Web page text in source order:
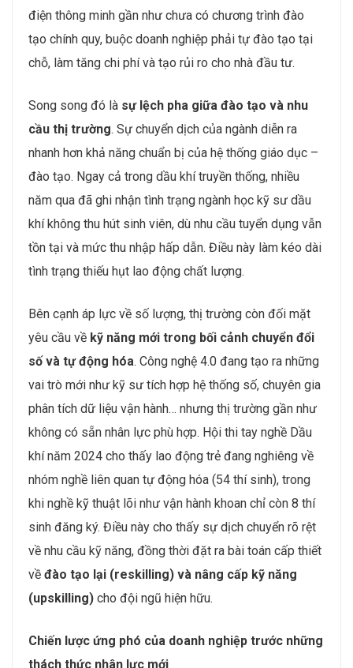
điện thông minh gần như chưa có chương trình đào
tạo chính quy, buộc doanh nghiệp phải tự đào tạo tại
chỗ, làm tăng chi phí và tạo rủi ro cho nhà đầu tư.
Song song đó là sự lệch pha giữa đào tạo và nhu
cầu thị trường. Sự chuyển dịch của ngành diễn ra
nhanh hơn khả năng chuẩn bị của hệ thống giáo dục –
đào tạo. Ngay cả trong dầu khí truyền thống, nhiều
năm qua đã ghi nhận tình trạng ngành học kỹ sư dầu
khí không thu hút sinh viên, dù nhu cầu tuyển dụng vẫn
tồn tại và mức thu nhập hấp dẫn. Điều này làm kéo dài
tình trạng thiếu hụt lao động chất lượng.
Bên cạnh áp lực về số lượng, thị trường còn đối mặt
yêu cầu về kỹ năng mới trong bối cảnh chuyển đổi
số và tự động hóa. Công nghệ 4.0 đang tạo ra những
vai trò mới như kỹ sư tích hợp hệ thống số, chuyên gia
phân tích dữ liệu vận hành… nhưng thị trường gần như
không có sẵn nhân lực phù hợp. Hội thi tay nghề Dầu
khí năm 2024 cho thấy lao động trẻ đang nghiêng về
nhóm nghề liên quan tự động hóa (54 thí sinh), trong
khi nghề kỹ thuật lõi như vận hành khoan chỉ còn 8 thí
sinh đăng ký. Điều này cho thấy sự dịch chuyển rõ rệt
về nhu cầu kỹ năng, đồng thời đặt ra bài toán cấp thiết
về đào tạo lại (reskilling) và nâng cấp kỹ năng
(upskilling) cho đội ngũ hiện hữu.
Chiến lược ứng phó của doanh nghiệp trước những
thách thức nhân lực mới